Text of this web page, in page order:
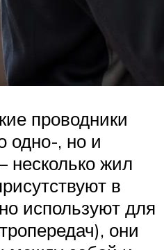
проводники
одно-, но и
несколько жил
в
используют для
они